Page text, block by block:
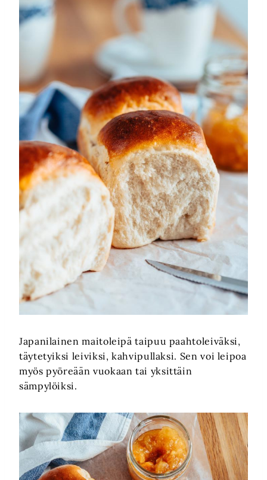
Japanilainen maitoleipä taipuu paahtoleiväksi,
täytetyiksi leiviksi, kahvipullaksi. Sen voi leipoa
myös pyöreään vuokaan tai yksittäin
sämpylöiksi.